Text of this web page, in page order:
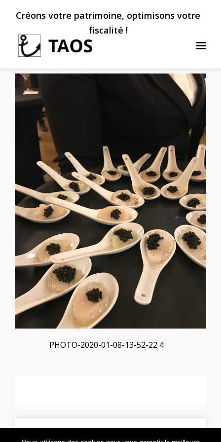
Créons votre patrimoine, optimisons votre
fiscalité !
PHOTO-2020-01-08-13-52-22 4